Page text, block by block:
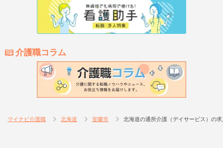
介護職コラム
マイナビ介護職 北海道 室蘭市 北海道の通所介護（デイサービス）の